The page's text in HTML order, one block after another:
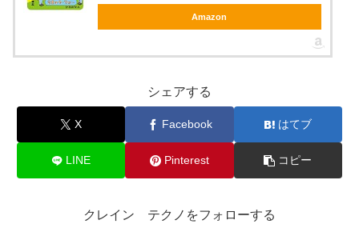
Amazon
シェアする
X Facebook はてブ
LINE Pinterest コピー
クレイン テクノをフォローする